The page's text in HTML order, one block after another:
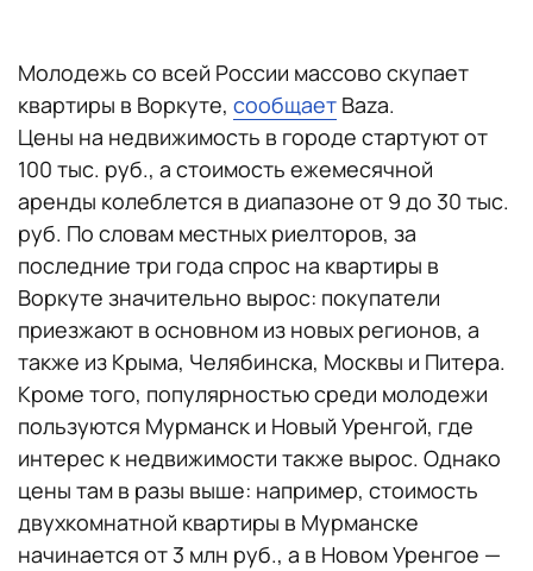
Молодежь со всей России массово скупает
квартиры в Воркуте, сообщает Baza.
Цены на недвижимость в городе стартуют от
100 тыс. руб., а стоимость ежемесячной
аренды колеблется в диапазоне от 9 до 30 тыс.
руб. По словам местных риелторов, за
последние три года спрос на квартиры в
Воркуте значительно вырос: покупатели
приезжают в основном из новых регионов, а
также из Крыма, Челябинска, Москвы и Питера.
Кроме того, популярностью среди молодежи
пользуются Мурманск и Новый Уренгой, где
интерес к недвижимости также вырос. Однако
цены там в разы выше: например, стоимость
двухкомнатной квартиры в Мурманске
начинается от 3 млн руб., а в Новом Уренгое —